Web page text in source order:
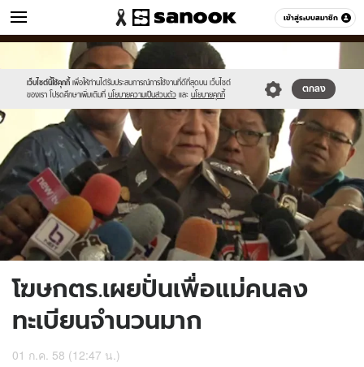
เข้าสู่ระบบสมาชิก
ข่าว หมวดอื่นๆ
เว็บไซต์นี้ใช้คุกกี้ เพื่อให้ท่านได้รับประสบการณ์การใช้งานที่ดีที่สุดบน เว็บไซต์
ของเรา โปรดศึกษาเพิ่มเติมที่ นโยบายความเป็นส่วนตัว และ นโยบายคุกกี้
ตกลง
//s.isanook.com/sr/0/images/logo-
sanook.png
//s.isanook.com/ns/0/ud/364/1821870/628703-
โฆษกตร.เผยปั่นเพื่อแม่คนลง
ทะเบียนจำนวนมาก
01 ก.ค. 58 (12:47 น.)